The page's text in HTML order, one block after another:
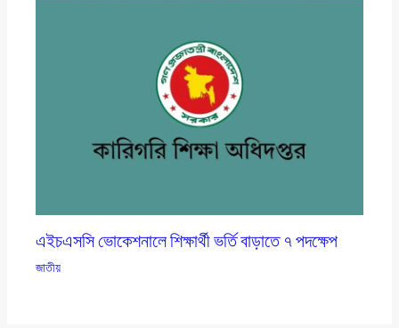
এইচএসসি ভোকেশনালে শিক্ষার্থী ভর্তি বাড়াতে ৭ পদক্ষেপ
জাতীয়